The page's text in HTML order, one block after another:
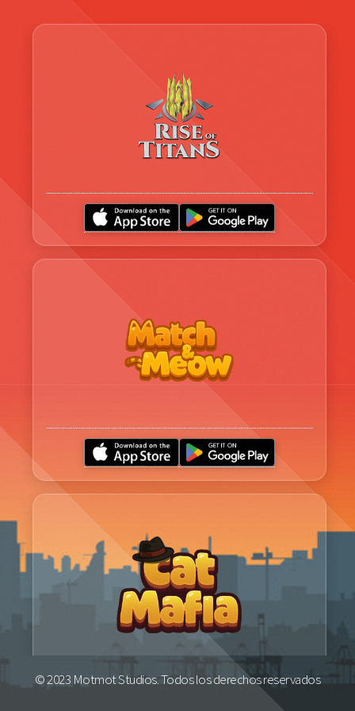
© 2023 Motmot Studios. Todos los derechos reservados